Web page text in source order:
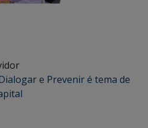
e Prevenir é tema de